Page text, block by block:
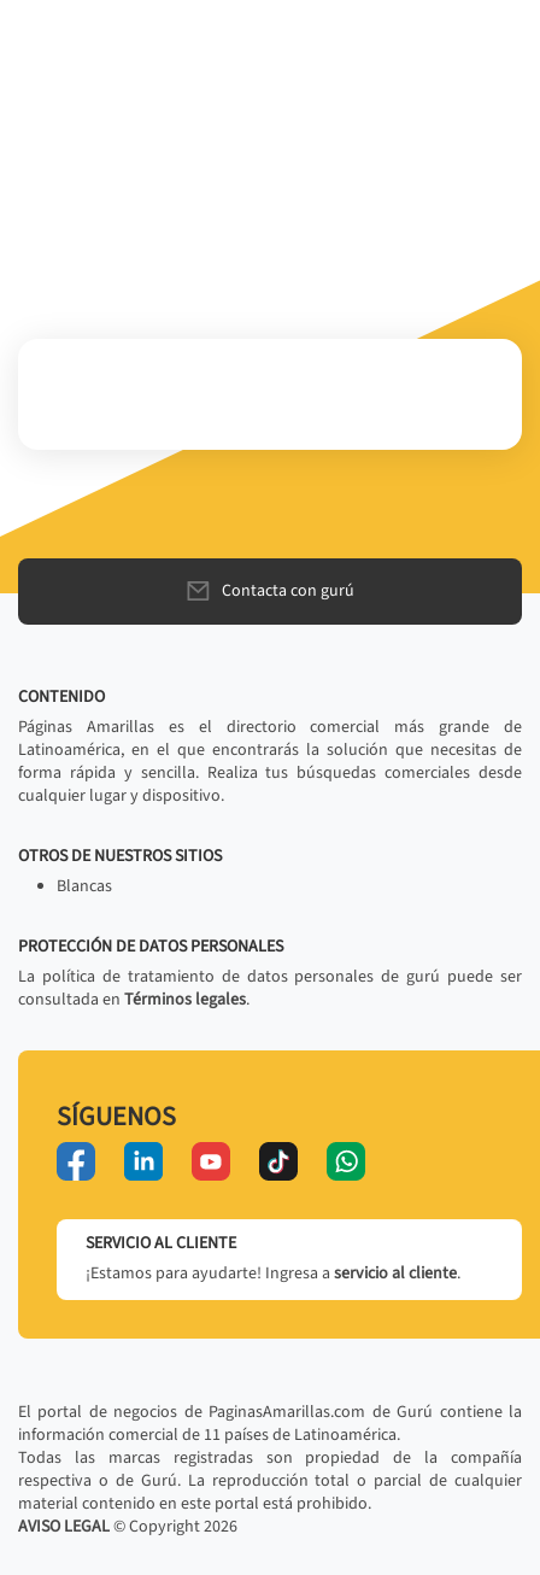
Contacta con gurú
CONTENIDO
Páginas Amarillas es el directorio comercial más grande de
Latinoamérica, en el que encontrarás la solución que necesitas de
forma rápida y sencilla. Realiza tus búsquedas comerciales desde
cualquier lugar y dispositivo.
OTROS DE NUESTROS SITIOS
Blancas
PROTECCIÓN DE DATOS PERSONALES
La política de tratamiento de datos personales de gurú puede ser
consultada en Términos legales.
SÍGUENOS
SERVICIO AL CLIENTE
¡Estamos para ayudarte! Ingresa a servicio al cliente.
El portal de negocios de PaginasAmarillas.com de Gurú contiene la
información comercial de 11 países de Latinoamérica.
Todas las marcas registradas son propiedad de la compañía
respectiva o de Gurú. La reproducción total o parcial de cualquier
material contenido en este portal está prohibido.
AVISO LEGAL© Copyright2026